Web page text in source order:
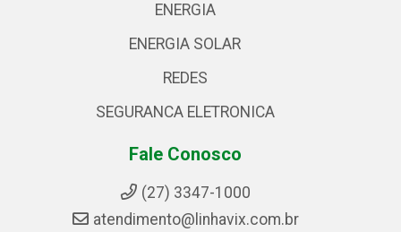
ENERGIA
ENERGIA SOLAR
REDES
SEGURANCA ELETRONICA
Fale Conosco
(27) 3347-1000
atendimento@linhavix.com.br